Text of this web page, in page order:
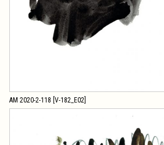
AM 2020-2-118 [V-182_E02]